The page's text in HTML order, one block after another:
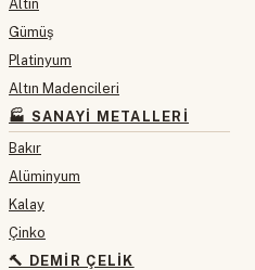
Altın
Gümüş
Platinyum
Altın Madencileri
🏭 SANAYI METALLERI
Bakır
Alüminyum
Kalay
Çinko
🔨 DEMIR ÇELIK